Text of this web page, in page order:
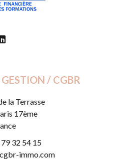
/ CGBR
la Terrasse
17ème
32 54 15
immo.com